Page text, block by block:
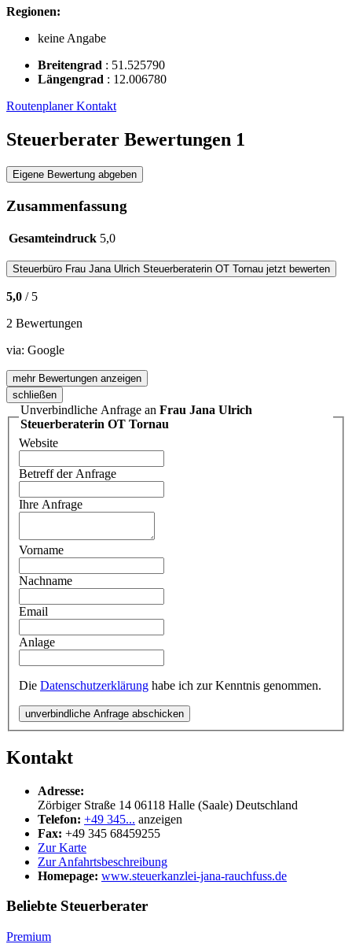
Regionen:
keine Angabe
Breitengrad : 51.525790
Längengrad : 12.006780
RoutenplanerKontakt
Steuerberater Bewertungen 1
Eigene Bewertung abgeben
Zusammenfassung
Gesamteindruck 5,0
Steuerbüro Frau Jana Ulrich Steuerberaterin OT Tornau jetzt bewerten
5,0 / 5
2 Bewertungen
via: Google
mehr Bewertungen anzeigen
schließen
Unverbindliche Anfrage an Frau Jana Ulrich
Steuerberaterin OT Tornau
Website
Betreff der Anfrage
Ihre Anfrage
Vorname
Nachname
Email
Anlage
Die Datenschutzerklärung habe ich zur Kenntnis genommen.
unverbindliche Anfrage abschicken
Kontakt
Adresse:
Zörbiger Straße 14 06118 Halle (Saale) Deutschland
Telefon: +49 345... anzeigen
Fax: +49 345 68459255
Zur Karte
Zur Anfahrtsbeschreibung
Homepage: www.steuerkanzlei-jana-rauchfuss.de
Beliebte Steuerberater
Premium